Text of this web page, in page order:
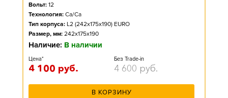
Вольт: 12
Технология: Ca/Ca
Тип корпуса: L2 (242x175x190) EURO
Размер, мм: 242x175x190
Наличие: В наличии
Цена*
4 100 руб.
Без Trade-in
4 600 руб.
В КОРЗИНУ